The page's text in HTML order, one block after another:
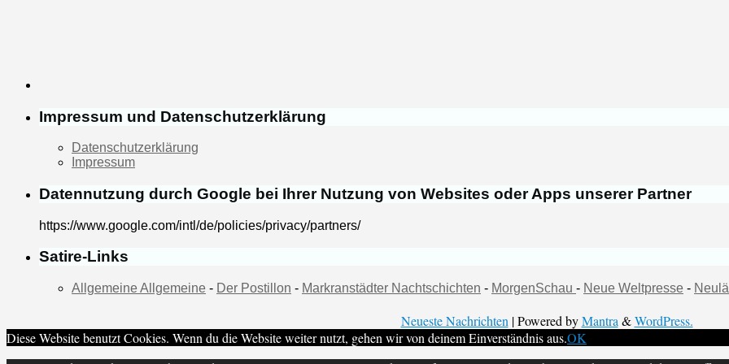
Impressum und Datenschutzerklärung
Datenschutzerklärung
Impressum
Datennutzung durch Google bei Ihrer Nutzung von Websites oder Apps unserer Partner
https://www.google.com/intl/de/policies/privacy/partners/
Satire-Links
Allgemeine Allgemeine - Der Postillon - Markranstädter Nachtschichten - MorgenSchau - Neue Weltpresse -
Neueste Nachrichten | Powered byMantra &WordPress.
Diese Website benutzt Cookies. Wenn du die Website weiter nutzt, gehen wir von deinem Einverständnis aus.OK